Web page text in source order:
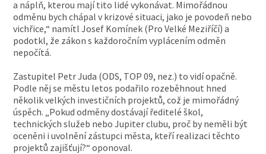
a náplň, kterou mají tito lidé vykonávat. Mimořádnou
odměnu bych chápal v krizové situaci, jako je povodeň nebo
vichřice,“ namítl Josef Komínek (Pro Velké Meziříčí) a
podotkl, že zákon s každoročním vyplácením odměn
nepočítá.
Zastupitel Petr Juda (ODS, TOP 09, nez.) to vidí opačně.
Podle něj se městu letos podařilo rozeběhnout hned
několik velkých investičních projektů, což je mimořádný
úspěch. „Pokud odměny dostávají ředitelé škol,
technických služeb nebo Jupiter clubu, proč by neměli být
oceněni i uvolnění zástupci města, kteří realizaci těchto
projektů zajišťují?“ oponoval.